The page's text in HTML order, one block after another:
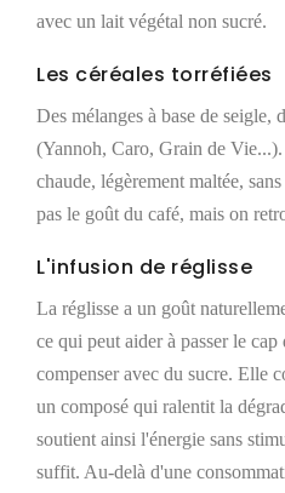
avec un lait végétal non sucré.
Les céréales torréfiées
Des mélanges à base de seigle,
(Yannoh, Caro, Grain de
chaude, légèrement maltée,
pas le goût du café, mais on
L'infusion de réglisse
La réglisse a un goût
ce qui peut aider à passer le cap
compenser avec du sucre. Elle
un composé qui ralentit la
soutient ainsi l'énergie sans
suffit. Au-delà d'une